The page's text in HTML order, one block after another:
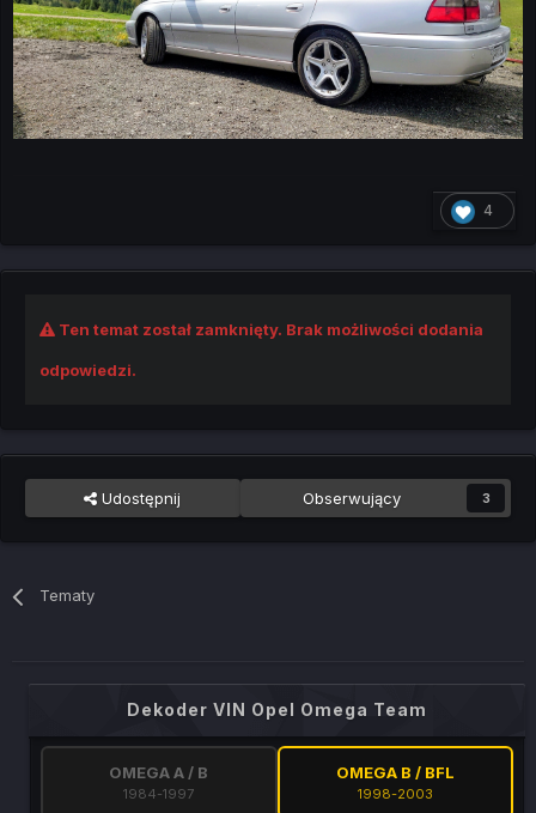
4
Ten temat został zamknięty. Brak możliwości dodania
odpowiedzi.
Udostępnij Obserwujący 3
Tematy
Dekoder VIN Opel Omega Team
OMEGA A / B
1984-1997
OMEGA B / BFL
1998-2003